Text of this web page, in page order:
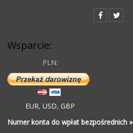
Wsparcie:
PLN:
EUR, USD, GBP
Numer konta do wpłat bezpośrednich »